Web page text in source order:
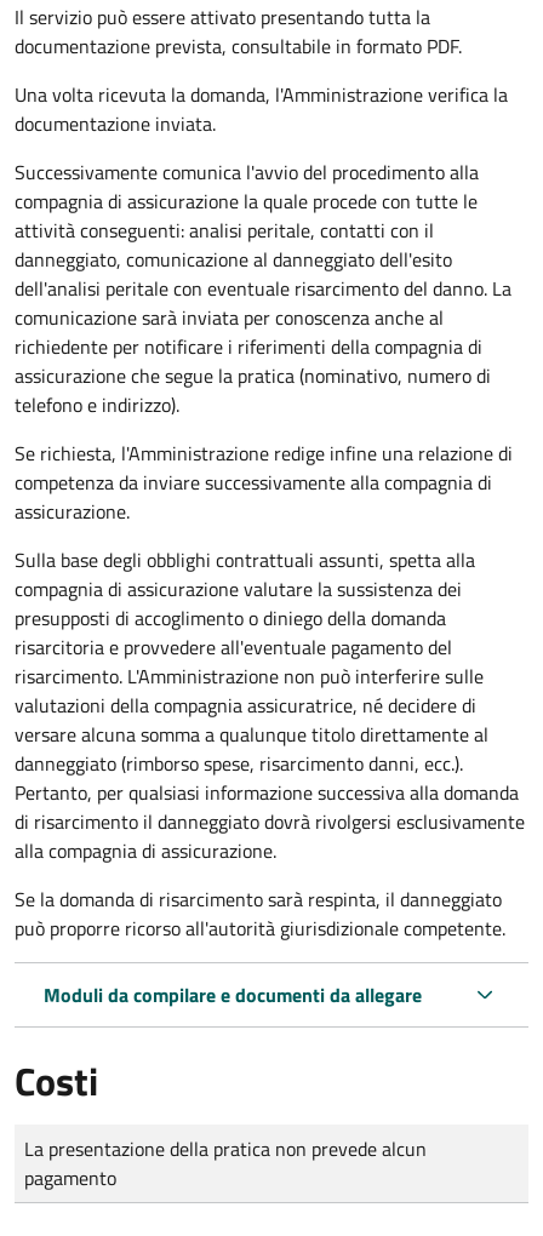
Il servizio può essere attivato presentando tutta la
documentazione prevista, consultabile in formato PDF.
Una volta ricevuta la domanda, l'Amministrazione verifica la
documentazione inviata.
Successivamente comunica l'avvio del procedimento alla
compagnia di assicurazione la quale procede con tutte le
attività conseguenti: analisi peritale, contatti con il
danneggiato, comunicazione al danneggiato dell'esito
dell'analisi peritale con eventuale risarcimento del danno. La
comunicazione sarà inviata per conoscenza anche al
richiedente per notificare i riferimenti della compagnia di
assicurazione che segue la pratica (nominativo, numero di
telefono e indirizzo).
Se richiesta, l'Amministrazione redige infine una relazione di
competenza da inviare successivamente alla compagnia di
assicurazione.
Sulla base degli obblighi contrattuali assunti, spetta alla
compagnia di assicurazione valutare la sussistenza dei
presupposti di accoglimento o diniego della domanda
risarcitoria e provvedere all'eventuale pagamento del
risarcimento. L'Amministrazione non può interferire sulle
valutazioni della compagnia assicuratrice, né decidere di
versare alcuna somma a qualunque titolo direttamente al
danneggiato (rimborso spese, risarcimento danni, ecc.).
Pertanto, per qualsiasi informazione successiva alla domanda
di risarcimento il danneggiato dovrà rivolgersi esclusivamente
alla compagnia di assicurazione.
Se la domanda di risarcimento sarà respinta, il danneggiato
può proporre ricorso all'autorità giurisdizionale competente.
Moduli da compilare e documenti da allegare
Costi
Tipo di pagamento
Importo
La presentazione della pratica non prevede alcun
pagamento